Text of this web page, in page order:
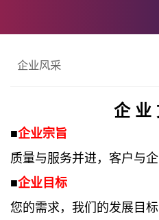
企业风采
企 业
■企业宗旨
质量与服务并进，客户与
■企业目标
您的需求，我们的发展目标